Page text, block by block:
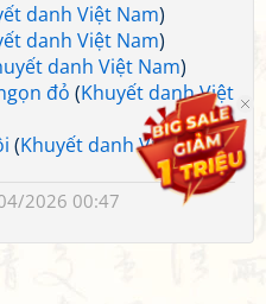
danh Việt Nam)
danh Việt Nam)
danh Việt Nam)
đỏ (Khuyết danh Việt
(Khuyết danh Việt Nam)
2026 00:47